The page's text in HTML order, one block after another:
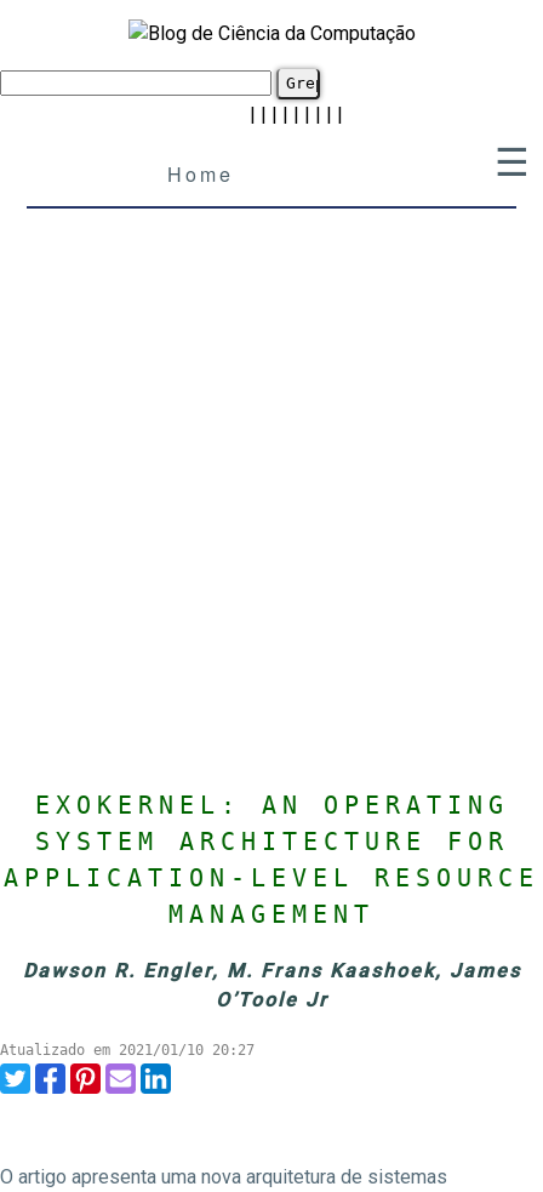
Home
| | | | | | | | |
☰
EXOKERNEL: AN OPERATING
SYSTEM ARCHITECTURE FOR
APPLICATION-LEVEL RESOURCE
MANAGEMENT
Dawson R. Engler, M. Frans Kaashoek, James
O’Toole Jr
Atualizado em 2021/01/10 20:27
O artigo apresenta uma nova arquitetura de sistemas